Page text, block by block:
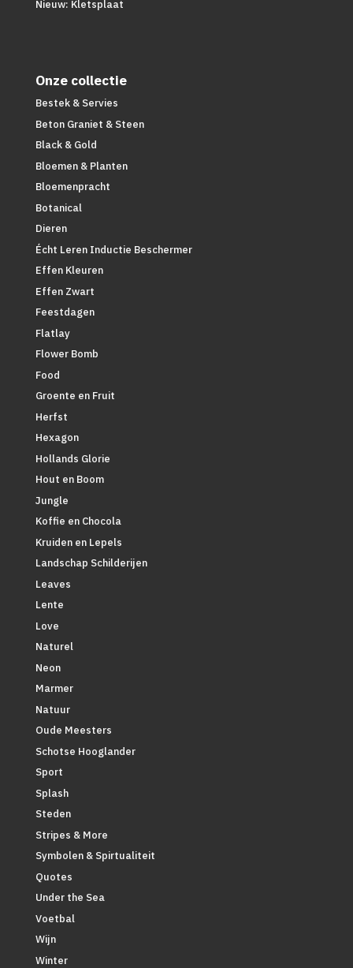
Nieuw: Kletsplaat
Onze collectie
Bestek & Servies
Beton Graniet & Steen
Black & Gold
Bloemen & Planten
Bloemenpracht
Botanical
Dieren
Écht Leren Inductie Beschermer
Effen Kleuren
Effen Zwart
Feestdagen
Flatlay
Flower Bomb
Food
Groente en Fruit
Herfst
Hexagon
Hollands Glorie
Hout en Boom
Jungle
Koffie en Chocola
Kruiden en Lepels
Landschap Schilderijen
Leaves
Lente
Love
Naturel
Neon
Marmer
Natuur
Oude Meesters
Schotse Hooglander
Sport
Splash
Steden
Stripes & More
Symbolen & Spirtualiteit
Quotes
Under the Sea
Voetbal
Wijn
Winter